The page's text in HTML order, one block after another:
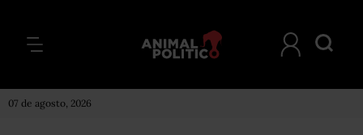
07 de agosto, 2026